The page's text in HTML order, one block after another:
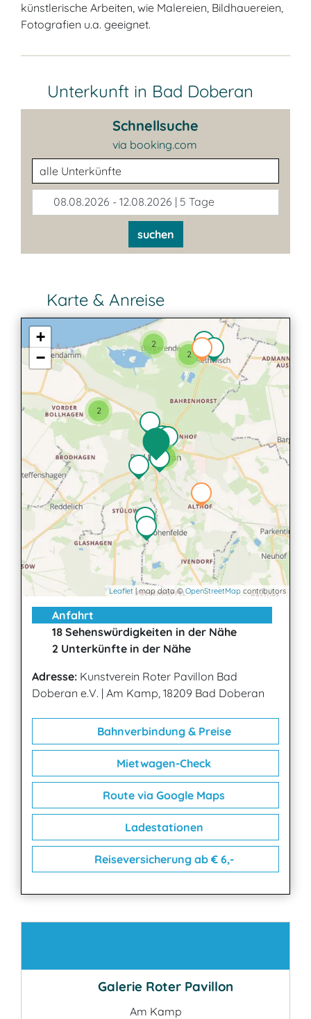
künstlerische Arbeiten, wie Malereien, Bildhauereien,
Fotografien u.a. geeignet.
Unterkunft in Bad Doberan
Schnellsuche
via booking.com
Unterkunftsart
08.08.2026 - 12.08.2026 | 5 Tage
suchen
Karte & Anreise
2
2
2
2
+
−
Leaflet | map data ©OpenStreetMap contributors
Anfahrt
18 Sehenswürdigkeiten in der Nähe
2 Unterkünfte in der Nähe
Adresse: Kunstverein Roter Pavillon Bad
Doberan e.V. | Am Kamp, 18209 Bad Doberan
Bahnverbindung & Preise
Mietwagen-Check
Route via Google Maps
Ladestationen
Reiseversicherung ab € 6,-
Galerie Roter Pavillon
Am Kamp